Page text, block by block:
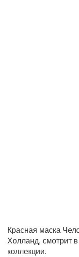
Красная маска
Холланд, смотрит
коллекции.